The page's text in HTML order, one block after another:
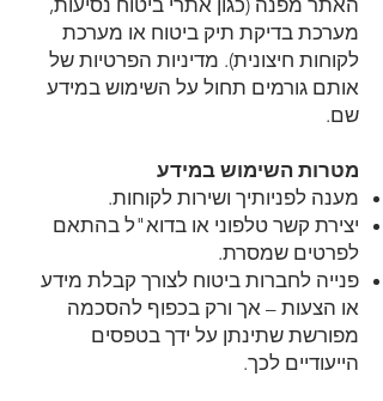
האתר מפנה (כגון אתרי ביטוח נסיעות,
מערכת בדיקת תיק ביטוח או מערכת
לקוחות חיצונית). מדיניות הפרטיות של
אותם גורמים תחול על השימוש במידע
שם.
מטרות השימוש במידע
מענה לפניותיך ושירות לקוחות.
יצירת קשר טלפוני או בדוא"ל בהתאם
לפרטים שמסרת.
פנייה לחברות ביטוח לצורך קבלת מידע
או הצעות – אך ורק בכפוף להסכמה
מפורשת שתינתן על ידך בטפסים
הייעודיים לכך.